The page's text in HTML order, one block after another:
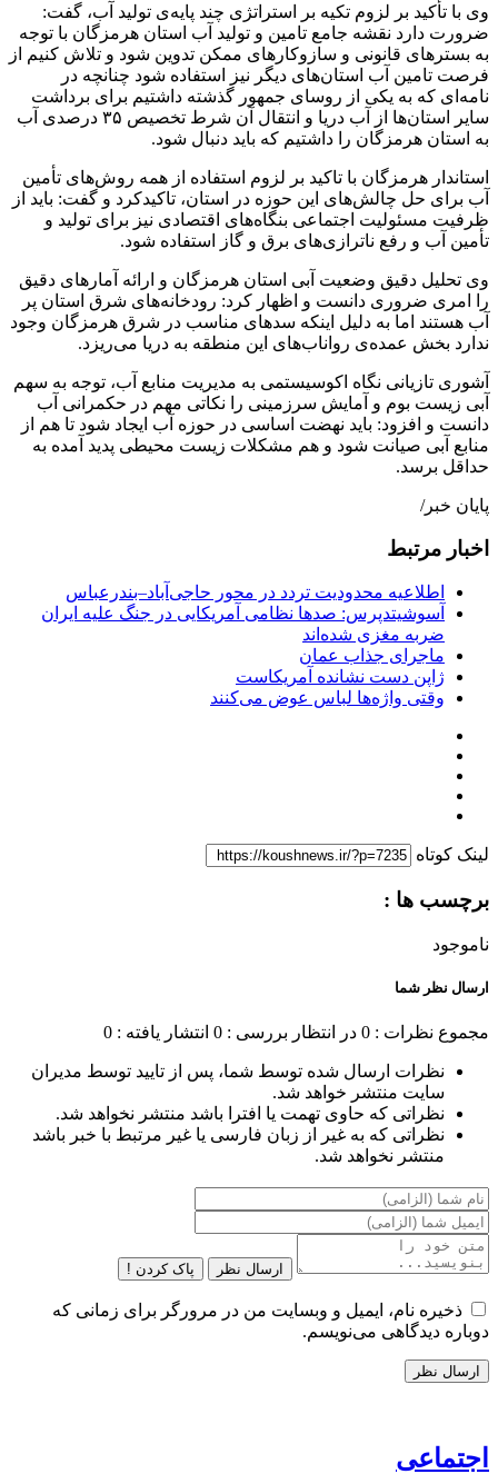
وی با تأکید بر لزوم تکیه بر استراتژی چند پایه‌ی تولید آب، گفت:
ضرورت دارد نقشه جامع تامین و تولید آب استان هرمزگان با توجه
به بسترهای قانونی و سازوکارهای ممکن تدوین شود و تلاش کنیم از
فرصت تامین آب استان‌های دیگر نیز استفاده شود چنانچه در
نامه‌ای که به یکی از روسای جمهور گذشته داشتیم برای برداشت
سایر استان‌ها از آب دریا و انتقال آن شرط تخصیص ۳۵ درصدی آب
به استان هرمزگان را داشتیم که باید دنبال شود.
استاندار هرمزگان با تاکید بر لزوم استفاده از همه روش‌های تأمین
آب برای حل چالش‌های این حوزه در استان، تاکید‌کرد و گفت: باید از
ظرفیت مسئولیت اجتماعی بنگاه‌های اقتصادی نیز برای تولید و
تأمین آب و رفع ناترازی‌های برق و گاز استفاده شود.
وی تحلیل دقیق وضعیت آبی استان هرمزگان و ارائه آمارهای دقیق
را امری ضروری دانست و اظهار کرد: رودخانه‌های شرق استان پر
آب هستند اما به دلیل اینکه سدهای مناسب در شرق هرمزگان وجود
ندارد بخش عمده‌ی رواناب‌های این منطقه به دریا می‌ریزد.
آشوری تازیانی نگاه اکوسیستمی به مدیریت منابع آب، توجه به سهم
آبی زیست بوم و آمایش سرزمینی را نکاتی مهم در حکمرانی آب
دانست و افزود: باید نهضت اساسی در حوزه آب ایجاد شود تا هم از
منابع آبی صیانت شود و هم مشکلات زیست محیطی پدید آمده به
حداقل برسد.
پایان خبر/
اخبار مرتبط
اطلاعیه محدودیت تردد در محور حاجی‌آباد–بندرعباس
آسوشیتدپرس: صدها نظامی آمریکایی در جنگ علیه ایران
ضربه مغزی شده‌اند
ماجرای جذاب عمان
ژاپن دست نشانده آمریکاست
وقتی واژه‌ها لباس عوض می‌کنند
لینک کوتاه
برچسب ها :
ناموجود
ارسال نظر شما
مجموع نظرات : 0 در انتظار بررسی : 0 انتشار یافته : 0
نظرات ارسال شده توسط شما، پس از تایید توسط مدیران
سایت منتشر خواهد شد.
نظراتی که حاوی تهمت یا افترا باشد منتشر نخواهد شد.
نظراتی که به غیر از زبان فارسی یا غیر مرتبط با خبر باشد
منتشر نخواهد شد.
ارسال نظر پاک کردن !
ذخیره نام، ایمیل و وبسایت من در مرورگر برای زمانی که
دوباره دیدگاهی می‌نویسم.
اجتماعی